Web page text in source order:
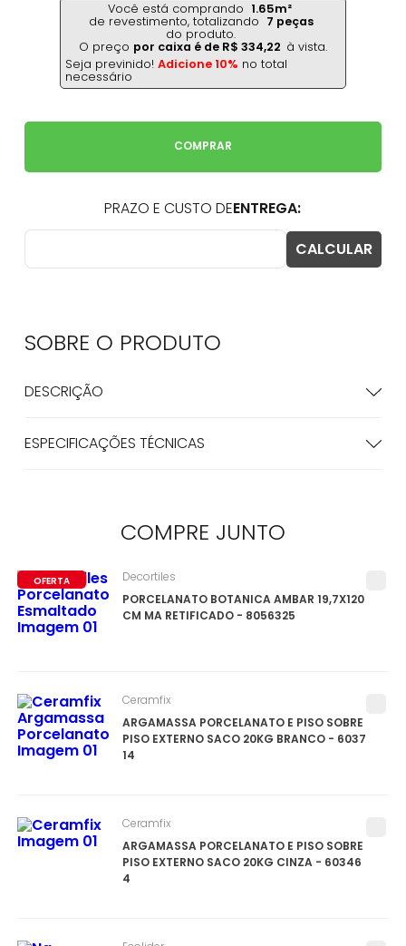
Você está comprando 1.65m²
de revestimento,totalizando 7 peças
do produto.
O preço por caixa é de R$ 334,22 à vista.
Seja previnido!Adicione 10% no total
necessário
COMPRAR
SOBRE O PRODUTO
DESCRIÇÃO
ESPECIFICAÇÕES TÉCNICAS
COMPRE JUNTO
OFERTA
PORCELANATO BOTANICA AMBAR 19,7X120
CM MA RETIFICADO - 8056325
Decortiles
ARGAMASSA PORCELANATO E PISO SOBRE
PISO EXTERNO SACO 20KG BRANCO - 6037
14
Ceramfix
ARGAMASSA PORCELANATO E PISO SOBRE
PISO EXTERNO SACO 20KG CINZA - 60346
4
Ceramfix